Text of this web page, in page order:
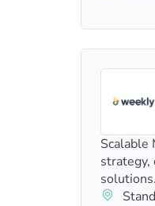
Scalable
strategy,
solutions.